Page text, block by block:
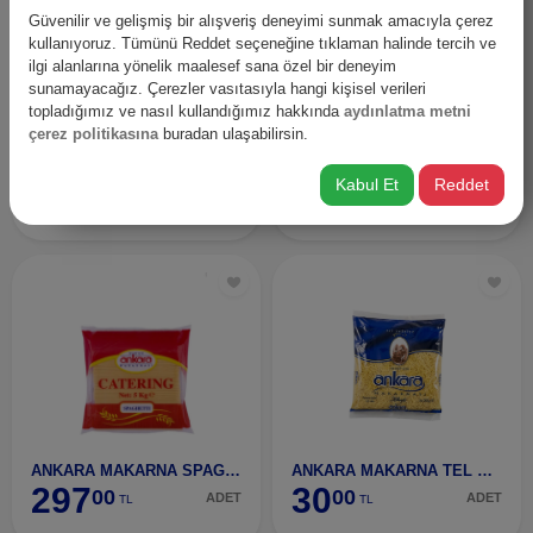
ANKARA MAKARNA İNCE UZUN 500 GR
30 00 TL ADET
ANKARA MAKARNA SPAGETTI 5 KG
29700 TL ADET
ANKARA MAKARNA TEL ŞEHRİYE 500 GR
3000 TL ADET
Güvenilir ve gelişmiş bir alışveriş deneyimi sunmak amacıyla çerez
kullanıyoruz. Tümünü Reddet seçeneğine tıklaman halinde tercih ve
ilgi alanlarına yönelik maalesef sana özel bir deneyim
sunamayacağız. Çerezler vasıtasıyla hangi kişisel verileri
topladığımız ve nasıl kullandığımız hakkında aydınlatma metni
çerez politikasınaburadan ulaşabilirsin.
Kabul Et Reddet